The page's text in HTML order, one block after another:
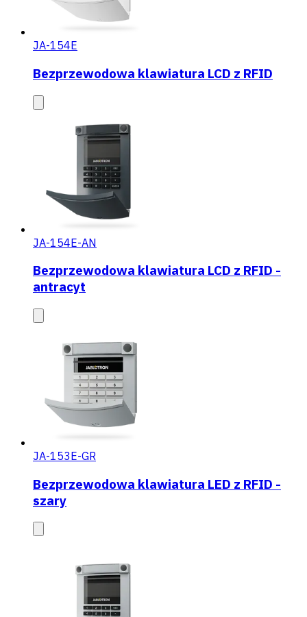
JA-154E
Bezprzewodowa klawiatura LCD z RFID
JA-154E-AN
Bezprzewodowa klawiatura LCD z RFID -
antracyt
JA-153E-GR
Bezprzewodowa klawiatura LED z RFID -
szary